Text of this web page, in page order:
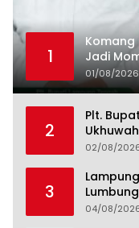
1
Komang
Jadi
01/08/2026
2
Plt.
02/08/
3
04/08/